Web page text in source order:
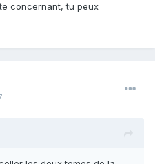
concernant, tu peux